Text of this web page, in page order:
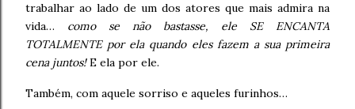
trabalhar ao lado de um dos atores que mais admira na
vida… como se não bastasse, ele SE ENCANTA
TOTALMENTE por ela quando eles fazem a sua primeira
cena juntos!E ela por ele.
Também, com aquele sorriso e aqueles furinhos…